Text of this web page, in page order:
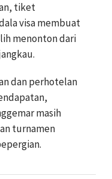
tiket
visa membuat
menonton dari
dan perhotelan
masih
turnamen